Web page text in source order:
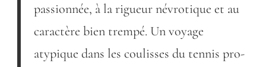
passionnée, à la rigueur névrotique et au
caractère bien trempé. Un voyage
atypique dans les coulisses du tennis pro-